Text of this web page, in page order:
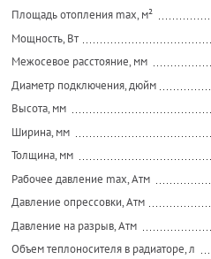
Площадь отопления max, м²
Мощность, Вт
Межосевое расстояние, мм
Диаметр подключения, дюйм
Высота, мм
Ширина, мм
Толщина, мм
Рабочее давление max, Атм
Давление опрессовки, Атм
Давление на разрыв, Атм
Объем теплоносителя в радиаторе, л